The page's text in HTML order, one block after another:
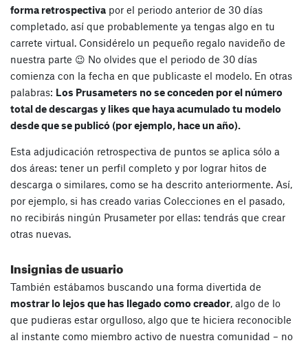
forma retrospectiva por el periodo anterior de 30 días
completado, así que probablemente ya tengas algo en tu
carrete virtual. Considérelo un pequeño regalo navideño de
nuestra parte 😉 No olvides que el periodo de 30 días
comienza con la fecha en que publicaste el modelo. En otras
palabras: Los Prusameters no se conceden por el número
total de descargas y likes que haya acumulado tu modelo
desde que se publicó (por ejemplo, hace un año).
Esta adjudicación retrospectiva de puntos se aplica sólo a
dos áreas: tener un perfil completo y por lograr hitos de
descarga o similares, como se ha descrito anteriormente. Así,
por ejemplo, si has creado varias Colecciones en el pasado,
no recibirás ningún Prusameter por ellas: tendrás que crear
otras nuevas.
Insignias de usuario
También estábamos buscando una forma divertida de
mostrar lo lejos que has llegado como creador, algo de lo
que pudieras estar orgulloso, algo que te hiciera reconocible
al instante como miembro activo de nuestra comunidad – no